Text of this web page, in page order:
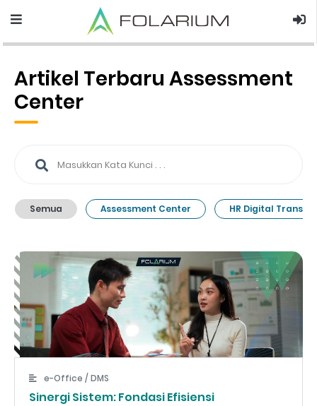
Artikel Terbaru Assessment
Center
Semua Assessment Center HR Digital
e-Office / DMS
Sinergi Sistem: Fondasi Efisiensi